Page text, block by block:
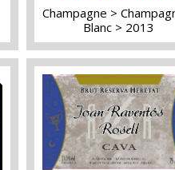
Champagne
Blanc
2013